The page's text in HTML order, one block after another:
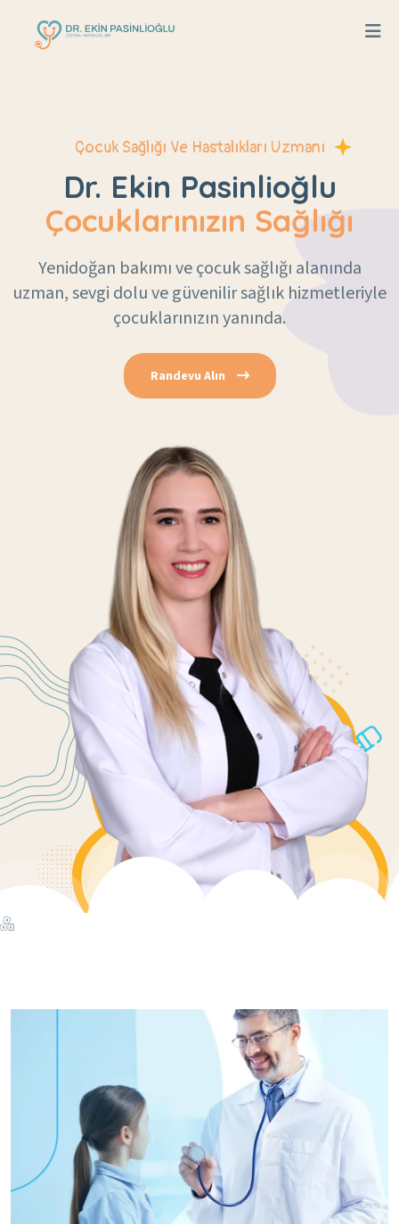
Çocuk Sağlığı Ve Hastalıkları Uzmanı
Dr. Ekin Pasinlioğlu
Çocuklarınızın Sağlığı
Yenidoğan bakımı ve çocuk sağlığı alanında
uzman, sevgi dolu ve güvenilir sağlık hizmetleriyle
çocuklarınızın yanında.
Randevu Alın